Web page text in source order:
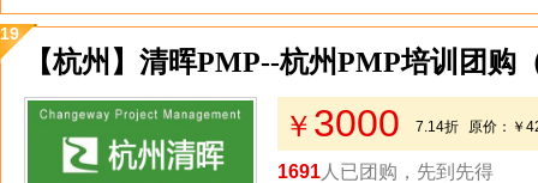
19
【杭州】清晖PMP--杭州PMP培训团购
￥ 3000 7.14折 原价： ￥
1691 人已团购，先到先得